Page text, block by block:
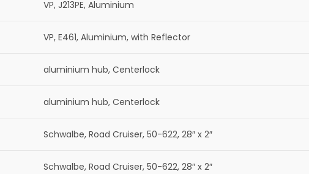
VP, J213PE, Aluminium
VP, E461, Aluminium, with Reflector
aluminium hub, Centerlock
aluminium hub, Centerlock
Schwalbe, Road Cruiser, 50-622, 28″ x 2″
Schwalbe, Road Cruiser, 50-622, 28″ x 2″